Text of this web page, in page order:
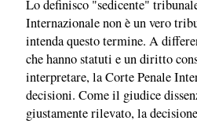
Lo definisco "sedicente"
Internazionale non è un vero
intenda questo termine. A
che hanno statuti e un diritto
interpretare, la Corte Penale
decisioni. Come il giudice
giustamente rilevato, la